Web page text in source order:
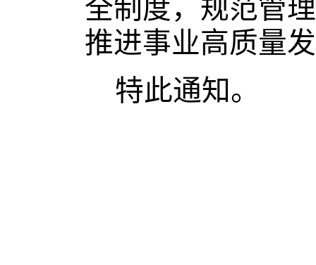
全制度，规范管
推进事业高质量
特此通知。